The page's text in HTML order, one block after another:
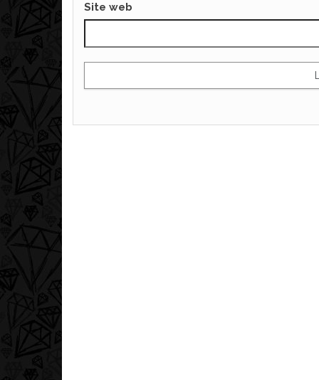
Site web